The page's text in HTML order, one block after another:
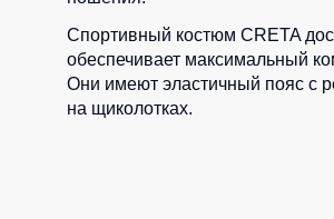
Спортивный костюм CRETA
обеспечивает максимальный
Они имеют эластичный пояс с
на щиколотках.